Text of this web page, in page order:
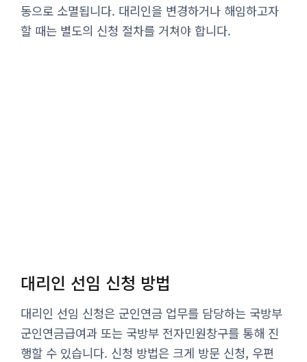
동으로 소멸됩니다. 대리인을 변경하거나 해임하고자
할 때는 별도의 신청 절차를 거쳐야 합니다.
대리인 선임 신청 방법
대리인 선임 신청은 군인연금 업무를 담당하는 국방부
군인연금급여과 또는 국방부 전자민원창구를 통해 진
행할 수 있습니다. 신청 방법은 크게 방문 신청, 우편